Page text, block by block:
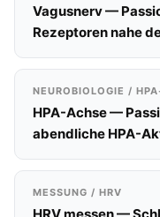
Vagusnerv —
Rezeptoren nahe
NEUROBIOLOGIE /
HPA-Achse —
abendliche HPA-
MESSUNG / HRV